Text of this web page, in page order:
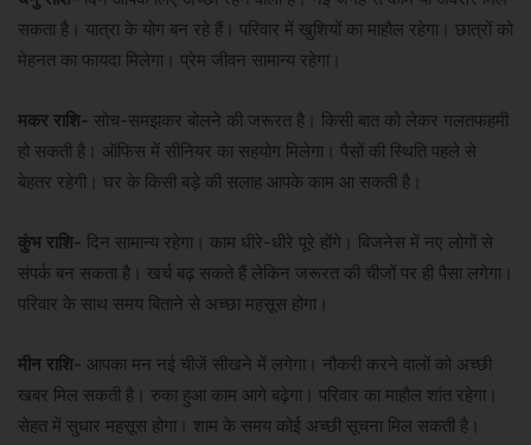
सकता है। यात्रा के योग बन रहे हैं। परिवार में खुशियों का माहौल रहेगा। छात्रों को
मेहनत का फायदा मिलेगा। प्रेम जीवन सामान्य रहेगा।
मकर राशि- सोच-समझकर बोलने की जरूरत है। किसी बात को लेकर गलतफहमी
हो सकती है। ऑफिस में सीनियर का सहयोग मिलेगा। पैसों की स्थिति पहले से
बेहतर रहेगी। घर के किसी बड़े की सलाह आपके काम आ सकती है।
कुंभ राशि- दिन सामान्य रहेगा। काम धीरे-धीरे पूरे होंगे। बिजनेस में नए लोगों से
संपर्क बन सकता है। खर्च बढ़ सकते हैं लेकिन जरूरत की चीजों पर ही पैसा लगेगा।
परिवार के साथ समय बिताने से अच्छा महसूस होगा।
मीन राशि- आपका मन नई चीजें सीखने में लगेगा। नौकरी करने वालों को अच्छी
खबर मिल सकती है। रुका हुआ काम आगे बढ़ेगा। परिवार का माहौल शांत रहेगा।
सेहत में सुधार महसूस होगा। शाम के समय कोई अच्छी सूचना मिल सकती है।